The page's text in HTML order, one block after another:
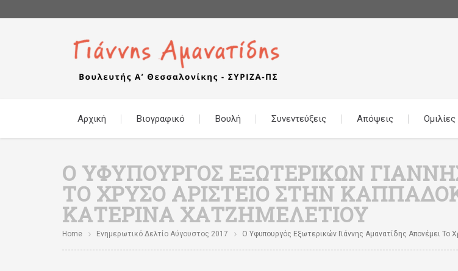
Αρχική Βιογραφικό Βουλή Συνεντεύξεις Απόψεις Ομιλίες
Ο ΥΦΥΠΟΥΡΓΌΣ ΕΞΩΤΕΡΙΚΏΝ
ΤΟ ΧΡΥΣΌ ΑΡΙΣΤΕΊΟ ΣΤΗΝ
ΚΑΤΕΡΊΝΑ ΧΑΤΖΗΜΕΛΕΤΊΟΥ
Home Ενημερωτικό Δελτίο Αύγουστος 2017 Ο Υφυπουργός Εξωτερικών Γιάννης Αμανατίδης Απονέμει Το